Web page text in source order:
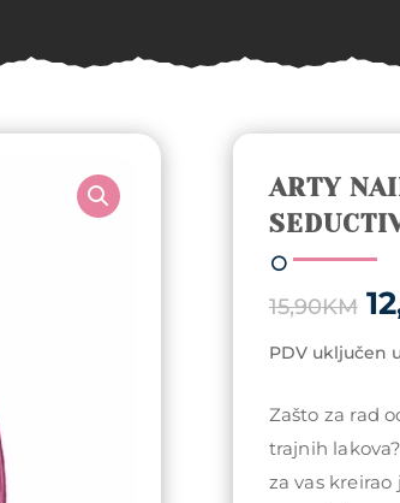
ARTY
15,90KM
PDV uključen
Zašto za rad
trajnih
za vas